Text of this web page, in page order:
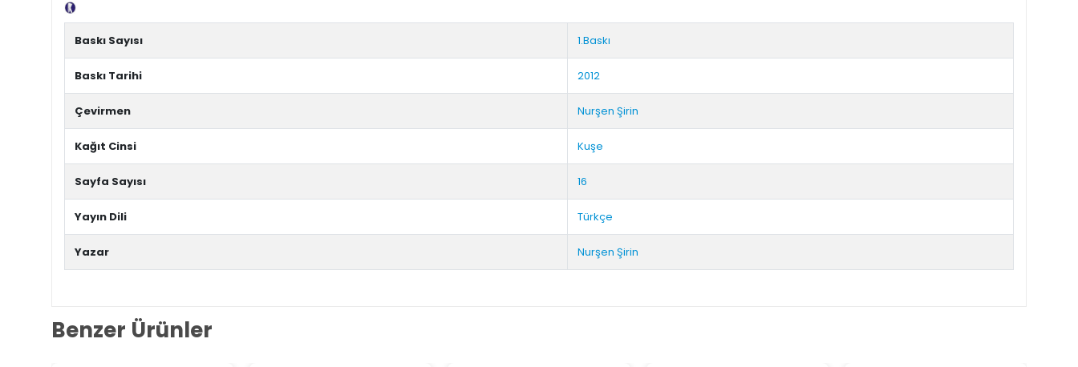
Tanıtım Metni
Baskı Sayısı 1.Baskı
Baskı Tarihi 2012
Çevirmen Nurşen Şirin
Kağıt Cinsi Kuşe
Sayfa Sayısı 16
Yayın Dili Türkçe
Yazar Nurşen Şirin
Benzer Ürünler